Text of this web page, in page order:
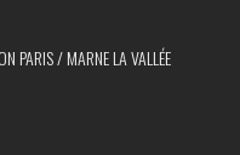
PARIS / MARNE LA VALLÉE